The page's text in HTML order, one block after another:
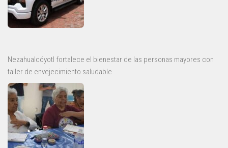
Nezahualcóyotl fortalece el bienestar de las personas mayores con
taller de envejecimiento saludable